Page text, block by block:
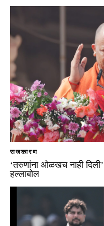
राजकारण
‘तरुणांना ओळखच नाही
हल्लाबोल